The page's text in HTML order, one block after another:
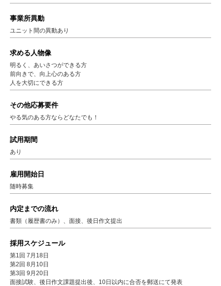
事業所異動
ユニット間の異動あり
求める人物像
明るく、あいさつができる方
前向きで、向上心のある方
人を大切にできる方
その他応募要件
やる気のある方ならどなたでも！
試用期間
あり
雇用開始日
随時募集
内定までの流れ
書類（履歴書のみ）、面接、後日作文提出
採用スケジュール
第1回 7月18日
第2回 8月10日
第3回 9月20日
面接試験、後日作文課題提出後、10日以内に合否を郵送にて発表